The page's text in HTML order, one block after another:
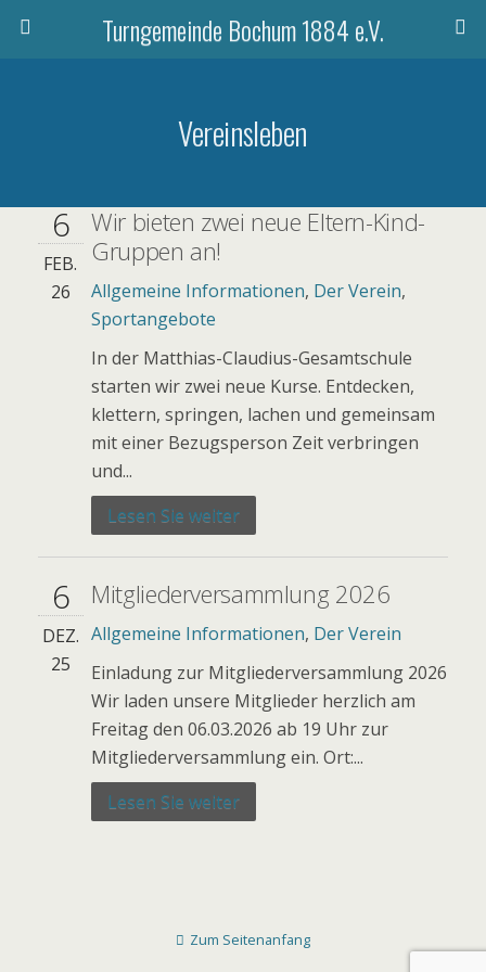
Turngemeinde Bochum 1884 e.V.
Vereinsleben
6
FEB.
26
Wir bieten zwei neue Eltern-Kind-
Gruppen an!
Allgemeine Informationen, Der Verein,
Sportangebote
In der Matthias-Claudius-Gesamtschule
starten wir zwei neue Kurse. Entdecken,
klettern, springen, lachen und gemeinsam
mit einer Bezugsperson Zeit verbringen
und...
Lesen Sie weiter
6
DEZ.
25
Mitgliederversammlung 2026
Allgemeine Informationen, Der Verein
Einladung zur Mitgliederversammlung 2026
Wir laden unsere Mitglieder herzlich am
Freitag den 06.03.2026 ab 19 Uhr zur
Mitgliederversammlung ein. Ort:...
Lesen Sie weiter
Zum Seitenanfang